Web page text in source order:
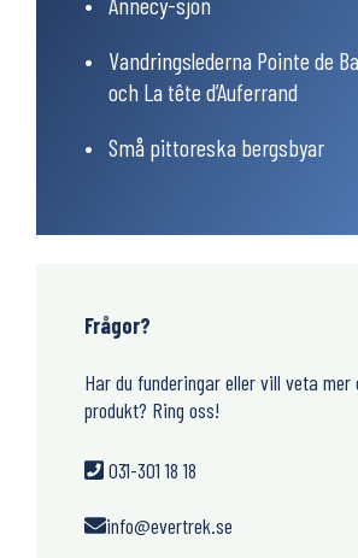
Vandringslederna Pointe de
och La tête d’Auferrand
Små pittoreska bergsbyar
Frågor?
Har du funderingar eller vill veta mer
produkt? Ring oss!
031-301 18 18
info@evertrek.se